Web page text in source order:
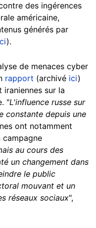
des ingérences
américaine,
générés par
).
de menaces cyber
rapport (archivé ici)
iraniennes sur la
"L'influence russe sur
constante depuis une
ont notamment
campagne
au cours des
un changement dans
le public
mouvant et un
réseaux sociaux",